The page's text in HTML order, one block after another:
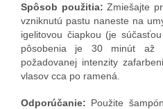
Spôsob použitia: Zmiešajte
vzniknutú pastu naneste na
igelitovou čiapkou (je
pôsobenia je 30 minút až
požadovanej intenzity
vlasov cca po ramená.
Odporúčanie: Použite ša